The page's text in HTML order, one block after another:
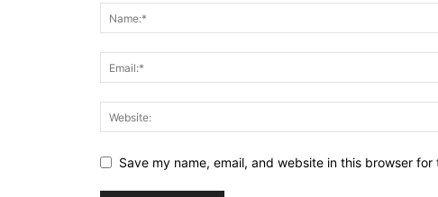
Save my name, email, and website in this browser